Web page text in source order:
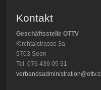
Kontakt
Geschäftsstelle OTTV
Kirchtalstrasse 3a
5703 Seon
Tel. 076 439 05 91